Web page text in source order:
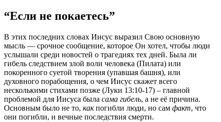
“Если не покаетесь”
В этих последних словах Иисус выразил Свою основную
мысль — срочное сообщение, которое Он хотел, чтобы люди
услышали среди новостей о трагедиях тех дней. Была ли
гибель следствием злой воли человека (Пилата) или
покоренного суетой творения (упавшая башня), или
духовного порабощения, о чем Иисус скажет всего
несколькими стихами позже (Луки 13:10-17) – главной
проблемой для Иисуса была сама гибель, а не её причина.
Основным было не то, какпогибли люди, но сам факт, что
они погибли, и вечные последствия смерти.